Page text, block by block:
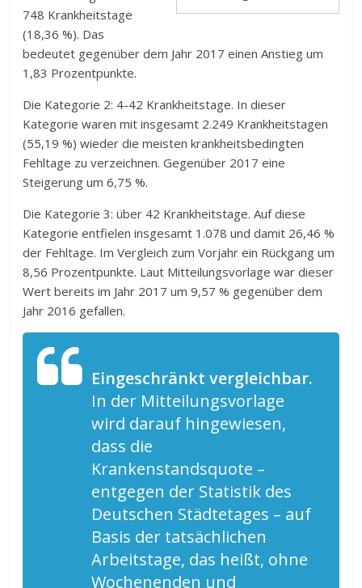
748 Krankheitstage
(18,36 %). Das
bedeutet gegenüber dem Jahr 2017 einen Anstieg um
1,83 Prozentpunkte.
Die Kategorie 2: 4-42 Krankheitstage. In dieser
Kategorie waren mit insgesamt 2.249 Krankheitstagen
(55,19 %) wieder die meisten krankheitsbedingten
Fehltage zu verzeichnen. Gegenüber 2017 eine
Steigerung um 6,75 %.
Die Kategorie 3: über 42 Krankheitstage. Auf diese
Kategorie entfielen insgesamt 1.078 und damit 26,46 %
der Fehltage. Im Vergleich zum Vorjahr ein Rückgang um
8,56 Prozentpunkte. Laut Mitteilungsvorlage war dieser
Wert bereits im Jahr 2017 um 9,57 % gegenüber dem
Jahr 2016 gefallen.
Eingeschränkt vergleichbar.
In der Mitteilungsvorlage
wird darauf hingewiesen,
dass die
Krankenstandsquote –
entgegen der Statistik des
Deutschen Städtetages – auf
Basis der tatsächlichen
Arbeitstage, das heißt, ohne
Wochenenden und